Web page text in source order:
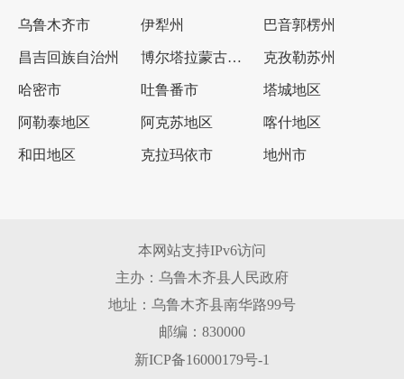
乌鲁木齐市 伊犁州 巴音郭楞州
昌吉回族自治州 博尔塔拉蒙古自治州 克孜勒苏州
哈密市 吐鲁番市 塔城地区
阿勒泰地区 阿克苏地区 喀什地区
和田地区 克拉玛依市 地州市
本网站支持IPv6访问
主办：乌鲁木齐县人民政府
地址：乌鲁木齐县南华路99号
邮编：830000
新ICP备16000179号-1